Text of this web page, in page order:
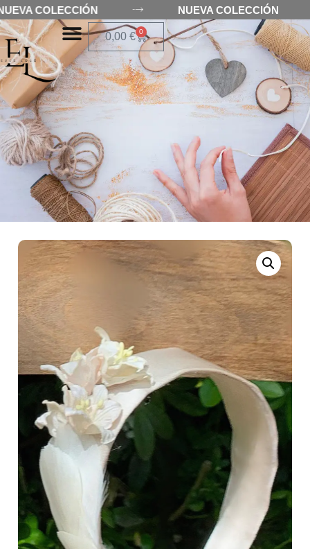
NUEVA COLECCIÓN
NUEVA COLECCIÓN
0,00 € 0